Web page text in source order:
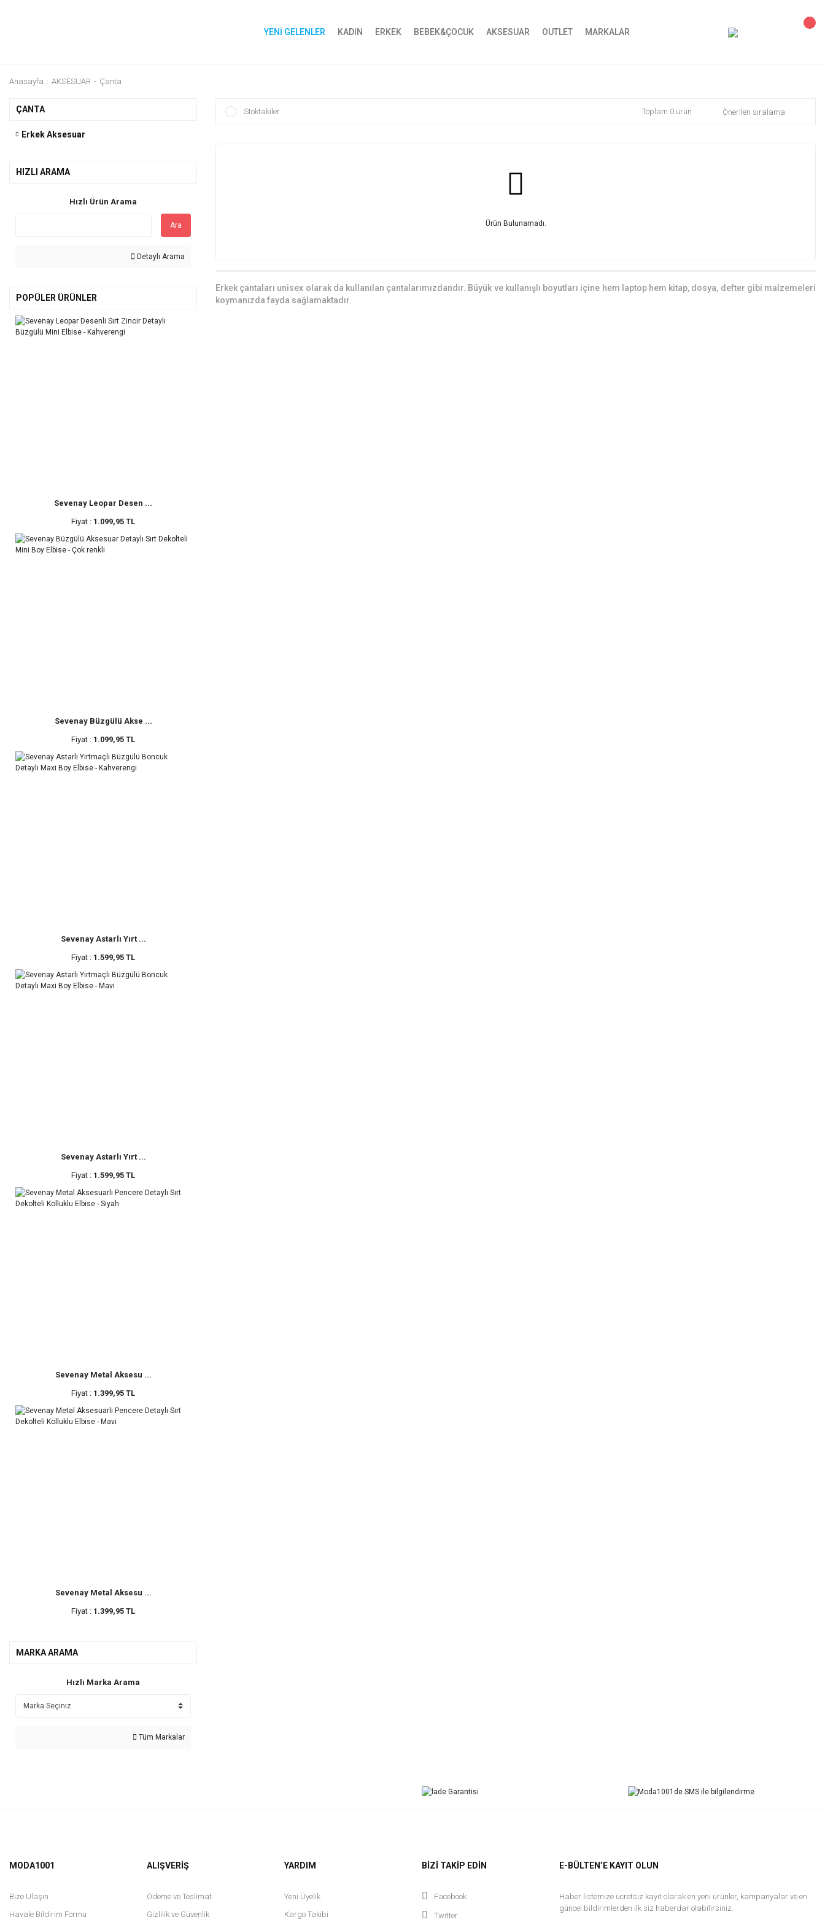
YENİ GELENLER KADIN ERKEK BEBEK&ÇOCUK AKSESUAR OUTLET MARKALAR
Anasayfa AKSESUAR Çanta
ÇANTA
Erkek Aksesuar
HIZLI ARAMA
Hızlı Ürün Arama
Ara
Detaylı Arama
POPÜLER ÜRÜNLER
Sevenay Leopar Desen ...
Fiyat : 1.099,95 TL
Sevenay Büzgülü Akse ...
Fiyat : 1.099,95 TL
Sevenay Astarlı Yırt ...
Fiyat : 1.599,95 TL
Sevenay Astarlı Yırt ...
Fiyat : 1.599,95 TL
Sevenay Metal Aksesu ...
Fiyat : 1.399,95 TL
Sevenay Metal Aksesu ...
Fiyat : 1.399,95 TL
MARKA ARAMA
Hızlı Marka Arama
Tüm Markalar
Stoktakiler Toplam 0 ürün
Ürün Bulunamadı.
Erkek çantaları unisex olarak da kullanılan çantalarımızdandır. Büyük ve kullanışlı boyutları içine hem laptop hem kitap, dosya, defter gibi malzemeleri
koymanızda fayda sağlamaktadır.
MODA1001
Bize Ulaşın
Havale Bildirim Formu
ALIŞVERİŞ
Ödeme ve Teslimat
Gizlilik ve Güvenlik
YARDIM
Yeni Üyelik
Kargo Takibi
BİZİ TAKİP EDİN
Facebook
Twitter
E-BÜLTEN’E KAYIT OLUN
Haber listemize ücretsiz kayıt olarak en yeni ürünler, kampanyalar ve en
güncel bildirimlerden ilk siz haberdar olabilirsiniz.